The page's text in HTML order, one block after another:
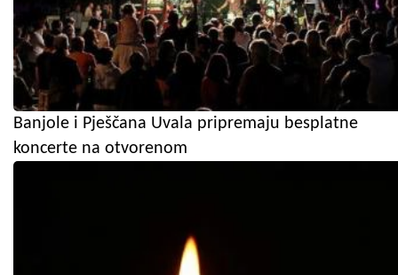
Banjole i Pješčana Uvala pripremaju besplatne
koncerte na otvorenom